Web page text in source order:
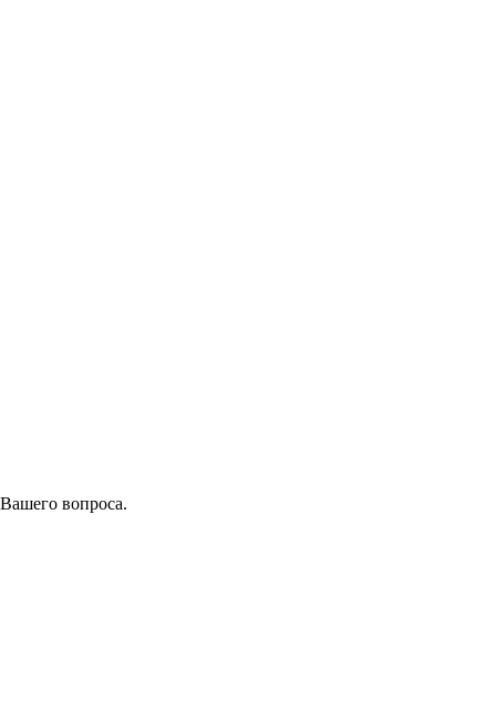
вопроса.